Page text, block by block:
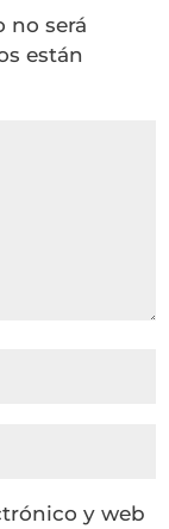
no será
están
y web